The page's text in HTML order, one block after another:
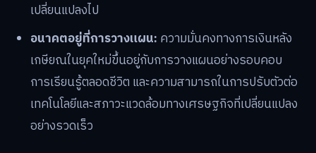
เปลี่ยนแปลงไป
อนาคตอยู่ที่การวางแผน: ความมั่นคงทางการเงินหลัง
เกษียณในยุคใหม่ขึ้นอยู่กับการวางแผนอย่างรอบคอบ
การเรียนรู้ตลอดชีวิต และความสามารถในการปรับตัวต่อ
เทคโนโลยีและสภาวะแวดล้อมทางเศรษฐกิจที่เปลี่ยนแปลง
อย่างรวดเร็ว